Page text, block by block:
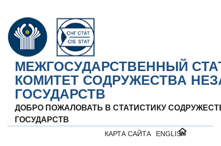
МЕЖГОСУДАРСТВЕННЫЙ
КОМИТЕТ СОДРУЖЕСТВА
ГОСУДАРСТВ
ДОБРО ПОЖАЛОВАТЬ В СТАТИСТИКУ
ГОСУДАРСТВ
ENGLISH
КАРТА САЙТА